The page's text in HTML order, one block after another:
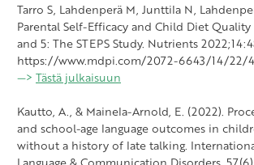
Tarro S, Lahdenperä M, Junttila N,
Parental Self-Efficacy and Child Diet
and 5: The STEPS Study. Nutrients
https://www.mdpi.com/2072-6643/14/22/
—> Tästä julkaisuun
Kautto, A., & Mainela-Arnold, E. (2022).
and school-age language outcomes in
without a history of late talking.